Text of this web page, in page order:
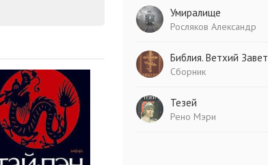
Умиралище
Росляков Александр
Библия. Ветхий Завет
Сборник
Тезей
Рено Мэри